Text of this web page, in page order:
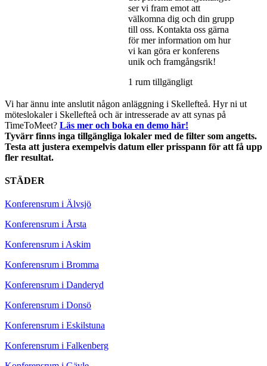
ser vi fram emot att
välkomna dig och din grupp
till oss. Kontakta oss gärna
för mer information om hur
vi kan göra er konferens
unik och framgångsrik!
1 rum tillgängligt
Vi har ännu inte anslutit någon anläggning i Skellefteå. Hyr ni ut
möteslokaler i Skellefteå och är intresserade av att synas på
TimeToMeet? Läs mer och boka en demo här!
Tyvärr finns inga tillgängliga lokaler med de filter som angetts.
Testa att justera exempelvis datum eller prisspann för att få upp
fler resultat.
STÄDER
Konferensrum i Älvsjö
Konferensrum i Årsta
Konferensrum i Askim
Konferensrum i Bromma
Konferensrum i Danderyd
Konferensrum i Donsö
Konferensrum i Eskilstuna
Konferensrum i Falkenberg